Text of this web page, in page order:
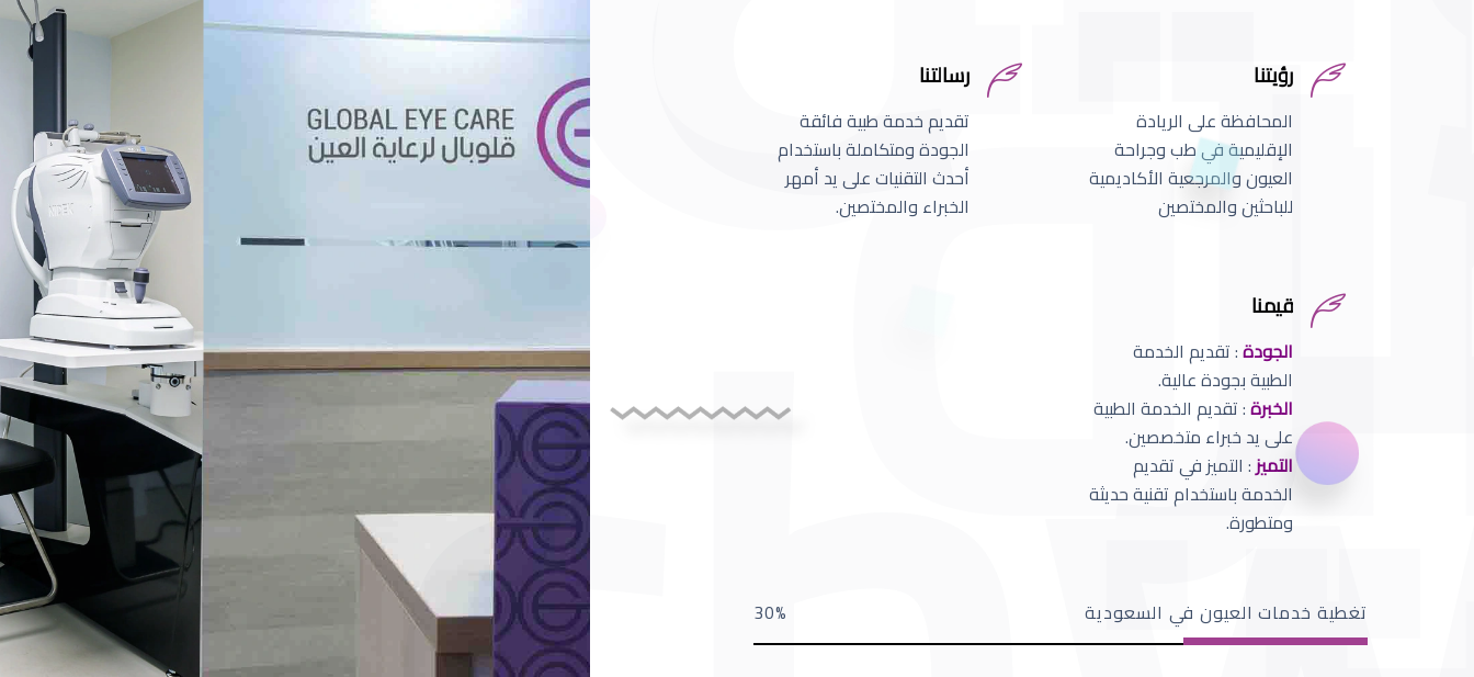
رؤيتنا
المحافظة على الريادة
الإقليمية في طب وجراحة
العيون والمرجعية الأكاديمية
للباحثين والمختصين
رسالتنا
تقديم خدمة طبية فائقة
الجودة ومتكاملة باستخدام
أحدث التقنيات على يد أمهر
الخبراء والمختصين.
قيمنا
الجودة: تقديم الخدمة
الطبية بجودة عالية.
الخبرة: تقديم الخدمة الطبية
على يد خبراء متخصصين.
التميز: التميز في تقديم
الخدمة باستخدام تقنية حديثة
ومتطورة.
تغطية خدمات العيون في السعودية 30